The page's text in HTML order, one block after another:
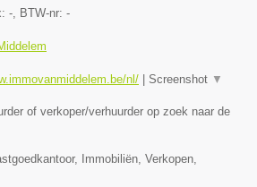
- , BTW-nr: -
nl/ Screenshot ▼
of verkoper/verhuurder op zoek naar de
Immobiliën, Verkopen,